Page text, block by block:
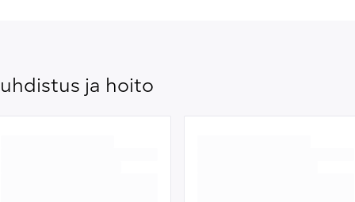
ja hoito